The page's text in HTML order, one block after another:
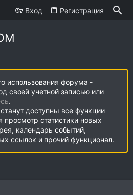
Вход Регистрация
использования форума -
своей учетной записью или
.
доступны все функции
статистики новых
календарь событий,
ссылок и прочий функционал.